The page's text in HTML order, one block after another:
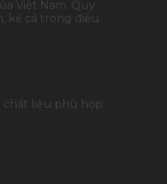
Việt Nam. Quy
kể cả trong điều
chất liệu phù hợp